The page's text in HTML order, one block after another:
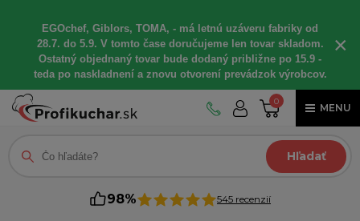
EGOchef, Giblors, TOMA, - má letnú uzáveru fabriky od
28.7. do 5.9. V tomto čase doručujeme len tovar skladom.
Ostatný objednaný tovar bude dodaný približne po 15.9 -
teda po naskladnení a znovu otvorení prevádzok výrobcov.
×
0
MENU
Hľadať
98% 545 recenzií